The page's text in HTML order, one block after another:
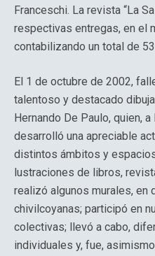
Franceschi. La revista “La
respectivas entregas, en el
contabilizando un total de
El 1 de octubre de 2002,
talentoso y destacado
Hernando De Paulo, quien,
desarrolló una apreciable
distintos ámbitos y
lustraciones de libros,
realizó algunos murales, en
chivilcoyanas; participó en
colectivas; llevó a cabo,
individuales y, fue,